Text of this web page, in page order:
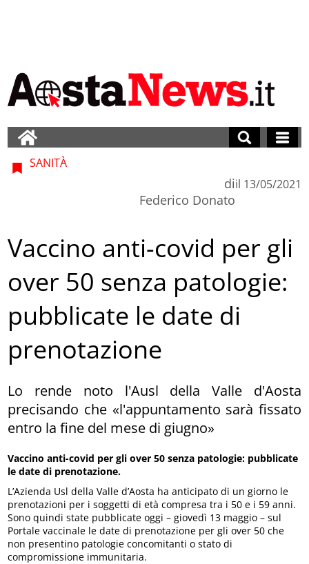
SANITÀ
di
Federico Donato
il 13/05/2021
Vaccino anti-covid per gli
over 50 senza patologie:
pubblicate le date di
prenotazione
Lo rende noto l'Ausl della Valle d'Aosta
precisando che «l'appuntamento sarà fissato
entro la fine del mese di giugno»
Vaccino anti-covid per gli over 50 senza patologie: pubblicate
le date di prenotazione.
L’Azienda Usl della Valle d’Aosta ha anticipato di un giorno le
prenotazioni per i soggetti di età compresa tra i 50 e i 59 anni.
Sono quindi state pubblicate oggi – giovedì 13 maggio – sul
Portale vaccinale le date di prenotazione per gli over 50 che
non presentino patologie concomitanti o stato di
compromissione immunitaria.